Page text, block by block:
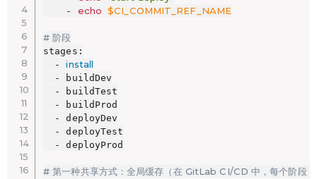
    -
echo $CI_COMMIT_REF_NAME
# 阶段
stages:
  -
install
  - buildDev
  - buildTest
  - buildProd
  - deployDev
  - deployTest
  - deployProd
# 第一种共享方式：全局缓存（在 GitLab CI/CD 中，每个阶段